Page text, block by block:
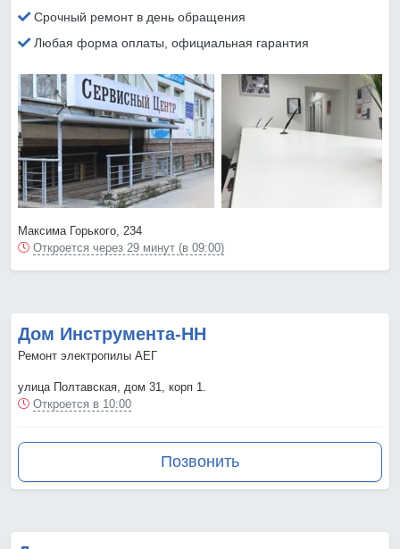
Срочный ремонт в день обращения
Любая форма оплаты, официальная гарантия
Максима Горького, 234
Откроется через 29 минут (в 09:00)
Дом Инструмента-НН
Ремонт электропилы АЕГ
улица Полтавская, дом 31, корп 1.
Откроется в 10:00
Позвонить